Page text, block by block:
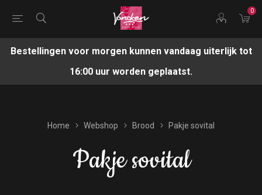
0
Bestellingen voor morgen kunnen vandaag uiterlijk tot
16:00 uur worden geplaatst.
Home Webshop Brood Pakje sovital
Pakje sovital